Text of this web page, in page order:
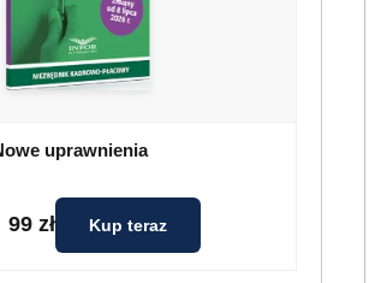
uprawnienia
99 zł Kup teraz